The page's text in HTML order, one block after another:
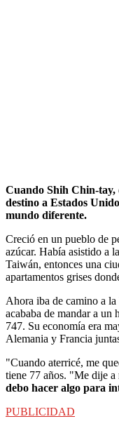
Cuando Shih Chin-tay,
destino a Estados
mundo diferente.
Creció en un pueblo de
azúcar. Había asistido a
Taiwán, entonces una
apartamentos grises
Ahora iba de camino a
acababa de mandar a
747. Su economía era
Alemania y Francia
"Cuando aterricé, me
tiene 77 años. "Me dije
debo hacer algo para
PUBLICIDAD